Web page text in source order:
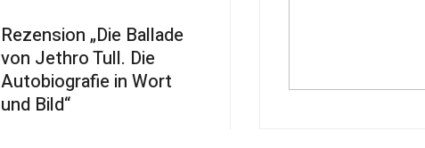
Rezension „Die Ballade
von Jethro Tull. Die
Autobiografie in Wort
und Bild“